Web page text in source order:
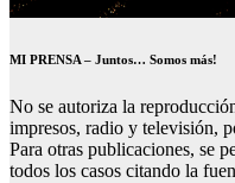
MI PRENSA – Juntos… Somos más!
No se autoriza la
impresos, radio y televisión,
Para otras publicaciones, se
todos los casos citando la